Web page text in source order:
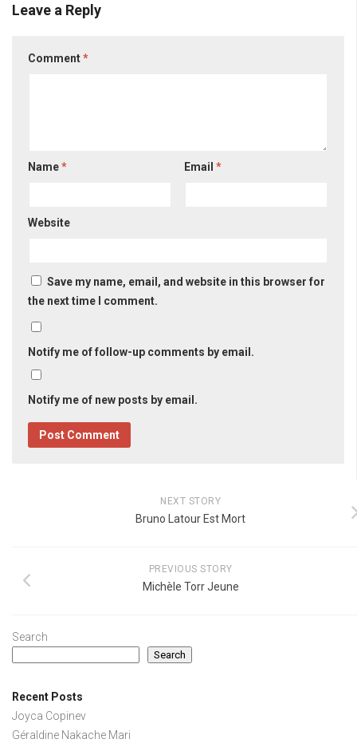
Leave a Reply
Comment*
Name* Email*
Website
Save my name, email, and website in this browser for
the next time I comment.
Notify me of follow-up comments by email.
Notify me of new posts by email.
NEXT STORY
Bruno Latour Est Mort
PREVIOUS STORY
Michèle Torr Jeune
Search
Search
Recent Posts
Joyca Copinev
Géraldine Nakache Mari